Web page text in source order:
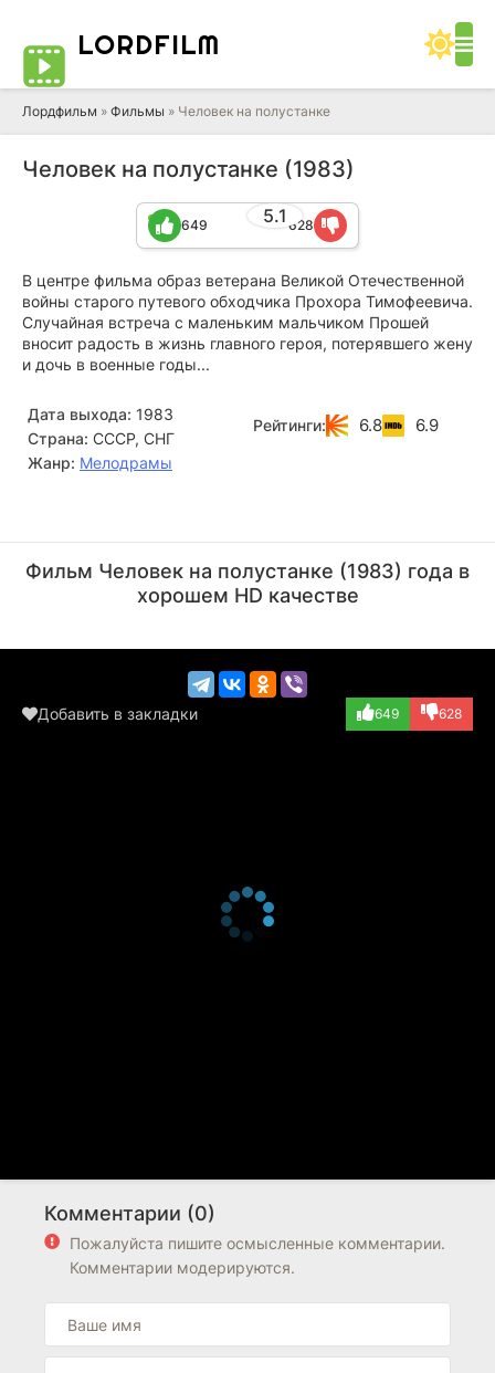
LORDFILM
Лордфильм » Фильмы » Человек на полустанке
Человек на полустанке (1983)
5.1
649 628
В центре фильма образ ветерана Великой Отечественной
войны старого путевого обходчика Прохора Тимофеевича.
Случайная встреча с маленьким мальчиком Прошей
вносит радость в жизнь главного героя, потерявшего жену
и дочь в военные годы...
Дата выхода: 1983
Страна: СССР, СНГ
Жанр: Мелодрамы
Рейтинги: 6.8 6.9
(диспетчер)
(Алевтина)
Фильм Человек на полустанке (1983) года в
хорошем HD качестве
Добавить в закладки 649 628
Комментарии (0)
Пожалуйста пишите осмысленные комментарии.
Комментарии модерируются.